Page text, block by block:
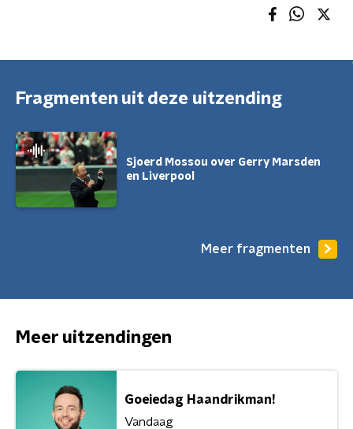
Fragmenten uit deze uitzending
Sjoerd Mossou over Gerry Marsden
en Liverpool
Meer fragmenten
Meer uitzendingen
Goeiedag Haandrikman!
Vandaag